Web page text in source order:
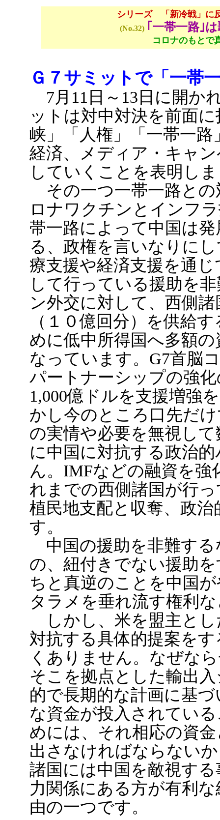
シリーズ 「新冷戦」に
(No.32) ｢一帯一路｣
コロナのもとで
Ｇ７サミットで「一帯
7月11日～13日に開か
ットは対中対決を前面
峡」「人権」「一帯一
経済、メディア・キャ
していくことを表明し
その一つ一帯一路との
ロナワクチンとインフ
帯一路によって中国は
る、政権を言いなりに
療支援や経済支援を通
して行っている援助を
ン外交に対して、西側
（１０億回分）を供給
めに低中所得国へ多額
なっています。G7首脳
パートナーシップの強
1,000億ドルを支援増強
かし今のところ口先だ
の実情や必要を無視し
に中国に対抗する政治
ん。IMFなどの融資を強
れまでの西側諸国が行
植民地支配と収奪、政
す。
中国の援助を非難する
の、紐付きでない援助
ちと真逆のことを中国
タラメを垂れ流す権利
しかし、米を盟主とし
対抗する具体的提案を
くありません。なぜな
そこを拠点とした輸出
的で長期的な計画に基
な資金が投入されてい
めには、それ相応の資
出さなければならない
諸国には中国を敵視す
力関係にある方が有利
由の一つです。